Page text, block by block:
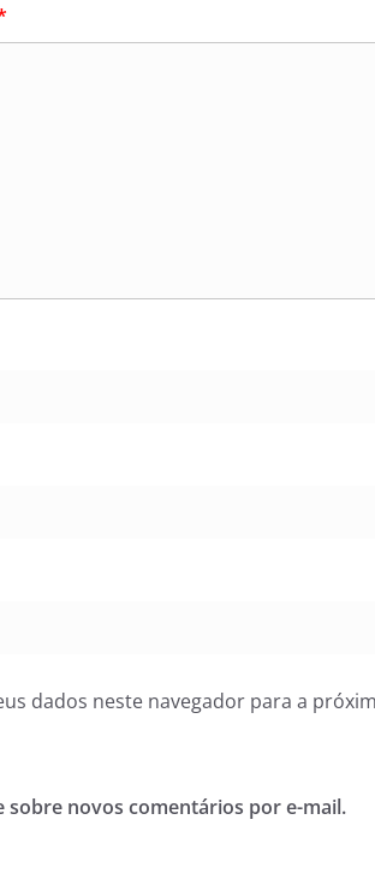
dados neste navegador para a
sobre novos comentários por e-mail.